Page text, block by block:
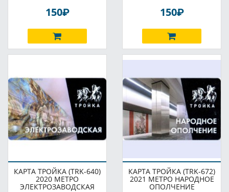
150P 150P
КАРТА ТРОЙКА (TRK-640)
2020 МЕТРО
ЭЛЕКТРОЗАВОДСКАЯ
КАРТА ТРОЙКА (TRK-672)
2021 МЕТРО НАРОДНОЕ
ОПОЛЧЕНИЕ